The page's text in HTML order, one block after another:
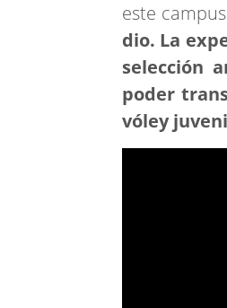
este
dio. La
selección
poder
vóley